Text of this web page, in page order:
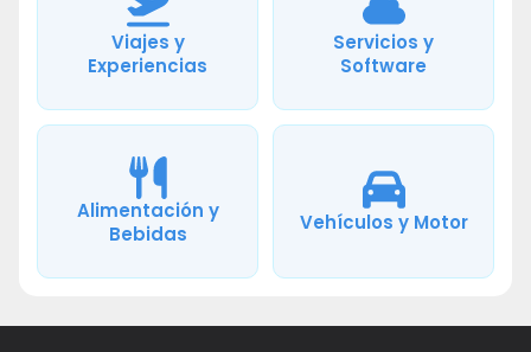
Viajes y
Experiencias
Servicios y
Software
Alimentación y
Bebidas
Vehículos y Motor